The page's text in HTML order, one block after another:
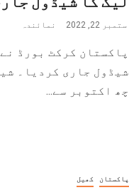
ستمبر 22, 2022 نمائندہ
پاکستان کرکٹ بورڈ
شیڈول جاری کردیا۔
چھ اکتوبر سے...
پاکستان کھیل